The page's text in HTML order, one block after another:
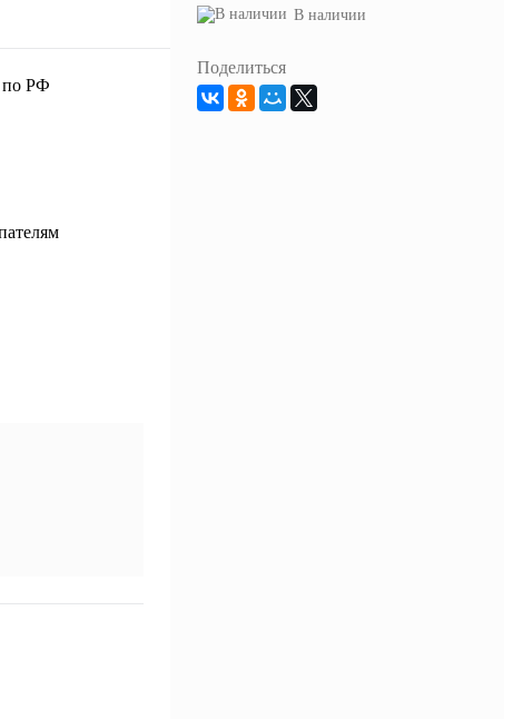
В наличии
Поделиться